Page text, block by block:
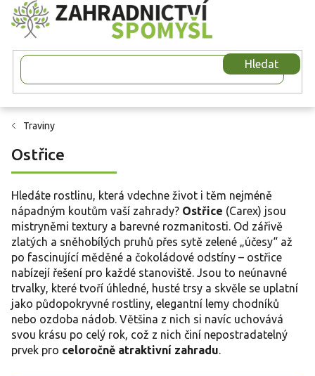
Přejít
na
obsah
Hledat
Traviny
Ostřice
Hledáte rostlinu, která vdechne život i těm nejméně
nápadným koutům vaší zahrady? Ostřice (Carex) jsou
mistryněmi textury a barevné rozmanitosti. Od zářivě
zlatých a sněhobílých pruhů přes sytě zelené „účesy“ až
po fascinující měděné a čokoládové odstíny – ostřice
nabízejí řešení pro každé stanoviště. Jsou to neúnavné
trvalky, které tvoří úhledné, husté trsy a skvěle se uplatní
jako půdopokryvné rostliny, elegantní lemy chodníků
nebo ozdoba nádob. Většina z nich si navíc uchovává
svou krásu po celý rok, což z nich činí nepostradatelný
prvek pro celoročně atraktivní zahradu